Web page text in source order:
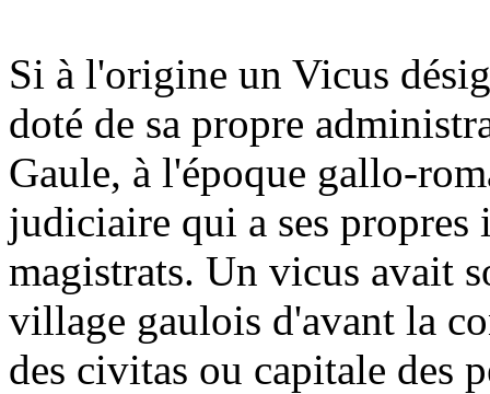
Si à l'origine un Vicus
doté de sa propre
Gaule, à l'époque gallo-
judiciaire qui a ses propres
magistrats. Un vicus avait
village gaulois d'avant la
des civitas ou capitale des